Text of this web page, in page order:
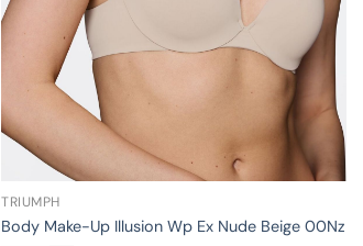
TRIUMPH
Body Make-Up Illusion Wp Ex Nude Beige 00Nz